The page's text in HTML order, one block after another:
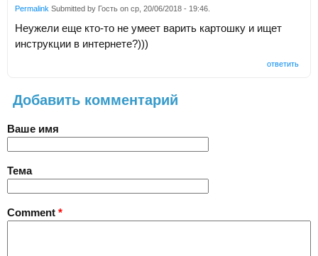
Permalink Submitted by Гость on ср, 20/06/2018 - 19:46
Неужели еще кто-то не умеет варить картошку и ищет
инструкции в интернете?)))
ответить
Добавить комментарий
Ваше имя
Тема
Comment *